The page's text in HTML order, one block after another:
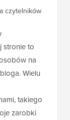
czytelników
stronie to
na
Wielu
takiego
zarobki